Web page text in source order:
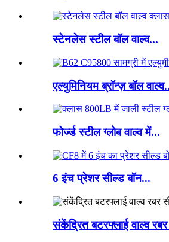
स्टेनलेस स्टील बॉल वाल्व...
एल्युमिनियम ब्रॉन्ज़ बॉल
फोर्ज्ड स्टील ग्लोब वाल्व में...
6 इंच प्रेशर सील्ड बॉन...
संकेंद्रित बटरफ्लाई वाल्व